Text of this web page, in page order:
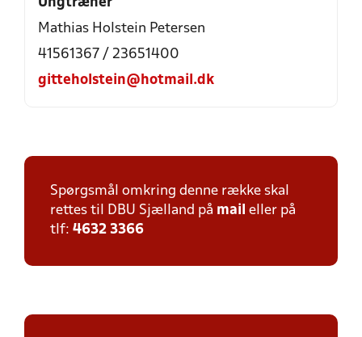
Ungtræner
Mathias Holstein Petersen
41561367 / 23651400
gitteholstein@hotmail.dk
Spørgsmål omkring denne række skal
rettes til DBU Sjælland på mail eller på
tlf: 4632 3366